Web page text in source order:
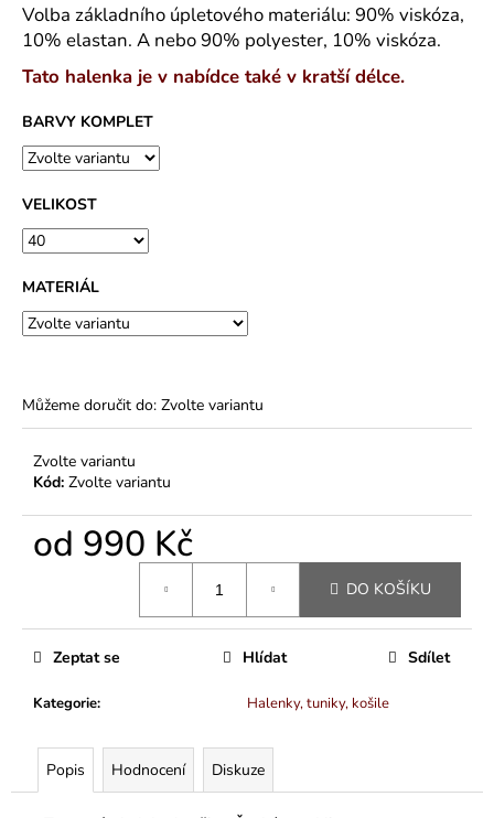
Volba základního úpletového materiálu: 90% viskóza,
10% elastan. A nebo 90% polyester, 10% viskóza.
Tato halenka je v nabídce také v kratší délce.
BARVY KOMPLET
VELIKOST
MATERIÁL
Můžeme doručit do: Zvolte variantu
Zvolte variantu
Kód: Zvolte variantu
od 990 Kč
DO KOŠÍKU
Kategorie: Halenky, tuniky, košile
Zeptat se Hlídat Sdílet
Popis Hodnocení Diskuze
e
m
e
TEPLÁKOVÝ
KABÁT
VARIANTY
DÉLEK
1
200
Kč